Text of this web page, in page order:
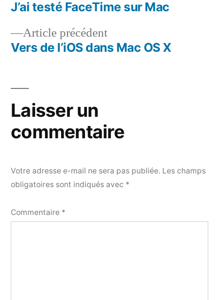
Navigation
deArticle précédentArticle
précédent :
Vers de l’iOS dans Mac OS X
suivant :
J’ai testé FaceTime sur Mac
Laisser un
commentaire
Votre adresse e-mail ne sera pas publiée. Les champs
obligatoires sont indiqués avec *
Commentaire *